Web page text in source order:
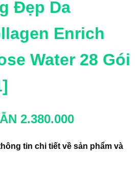
Đẹp Da
Enrich
Water 28 Gói
2.380.000
tin chi tiết về sản phẩm và